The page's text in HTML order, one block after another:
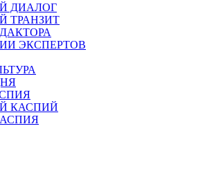
ДИАЛОГ
ТРАНЗИТ
ЭКСПЕРТОВ
КАСПИЙ